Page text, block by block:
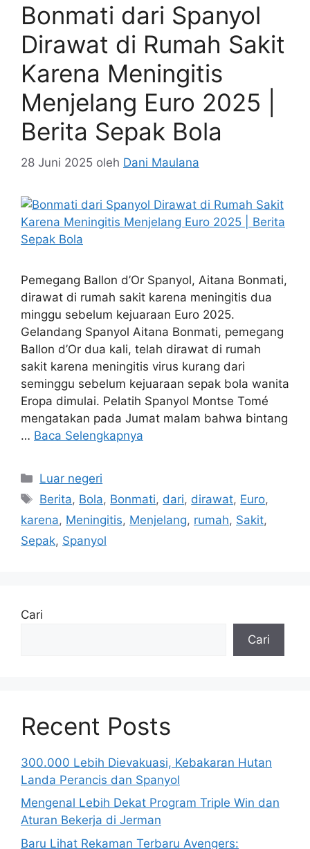
Bonmati dari Spanyol
Dirawat di Rumah Sakit
Karena Meningitis
Menjelang Euro 2025 |
Berita Sepak Bola
28 Juni 2025 oleh Dani Maulana
Pemegang Ballon d’Or Spanyol, Aitana Bonmati,
dirawat di rumah sakit karena meningitis dua
minggu sebelum kejuaraan Euro 2025.
Gelandang Spanyol Aitana Bonmati, pemegang
Ballon d’Or dua kali, telah dirawat di rumah
sakit karena meningitis virus kurang dari
seminggu sebelum kejuaraan sepak bola wanita
Eropa dimulai. Pelatih Spanyol Montse Tomé
mengatakan pada Jumat malam bahwa bintang
… Baca Selengkapnya
Kategori
Luar negeri
Tag
Berita, Bola, Bonmati, dari, dirawat, Euro,
karena, Meningitis, Menjelang, rumah, Sakit,
Sepak, Spanyol
Cari
Cari
Recent Posts
300.000 Lebih Dievakuasi, Kebakaran Hutan
Landa Perancis dan Spanyol
Mengenal Lebih Dekat Program Triple Win dan
Aturan Bekerja di Jerman
Baru Lihat Rekaman Terbaru Avengers: